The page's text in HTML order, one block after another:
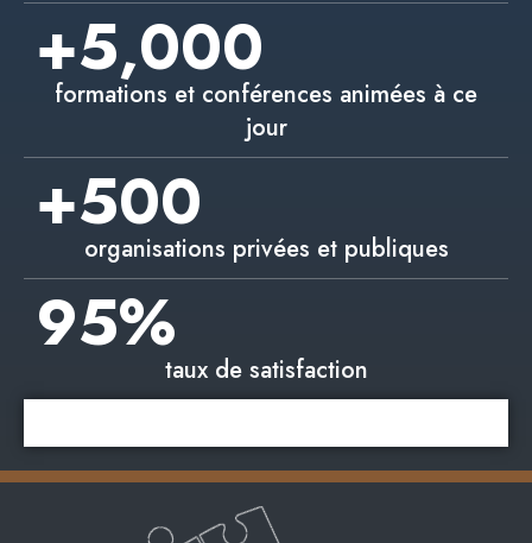
+5,000
formations et conférences animées à ce
jour
+500
organisations privées et publiques
95%
taux de satisfaction